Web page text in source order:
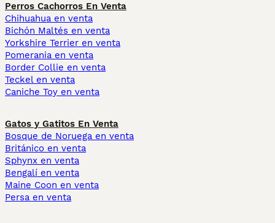
Perros Cachorros En Venta
Chihuahua en venta
Bichón Maltés en venta
Yorkshire Terrier en venta
Pomerania en venta
Border Collie en venta
Teckel en venta
Caniche Toy en venta
Gatos y Gatitos En Venta
Bosque de Noruega en venta
Británico en venta
Sphynx en venta
Bengalí en venta
Maine Coon en venta
Persa en venta